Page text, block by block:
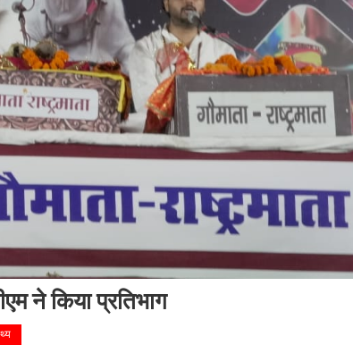
ने किया प्रतिभाग